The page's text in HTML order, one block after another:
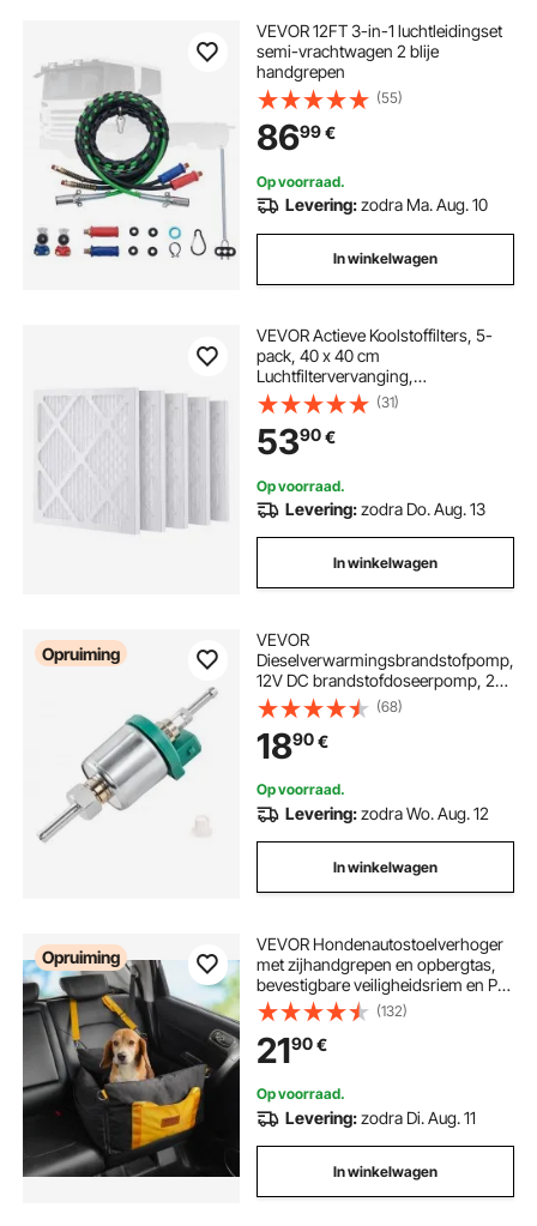
VEVOR 12FT 3-in-1 luchtleidingset
semi-vrachtwagen 2 blije
handgrepen
(55)
8699€
Op voorraad.
Levering:zodra Ma. Aug. 10
In winkelwagen
VEVOR Actieve Koolstoffilters, 5-
pack, 40 x 40 cm
Luchtfiltervervanging,
Hoogrendementsfilters Niveau 1,
Compatibel met BlueDri en VEVOR
Scrubber, Luchtreiniger, Apparatuur
voor waterschadeherstel
(31)
5390€
Op voorraad.
Levering:zodra Do. Aug. 13
In winkelwagen
Opruiming
VEVOR
Dieselverwarmingsbrandstofpomp,
12V DC brandstofdoseerpomp, 22
ml Air Diesel
parkeerverwarmingspompen
geschikt voor 2kW 5kW 8kW
parkeerverwarming, stil ontwerp,
pulstechnologie
(68)
1890€
Op voorraad.
Levering:zodra Wo. Aug. 12
In winkelwagen
Opruiming
VEVOR Hondenautostoelverhoger
met zijhandgrepen en opbergtas,
bevestigbare veiligheidsriem en PP-
katoenen vulling, Hondenautobed ​​
voor kleine honden tot 11 kg, Zwart
(132)
2190€
Op voorraad.
Levering:zodra Di. Aug. 11
In winkelwagen